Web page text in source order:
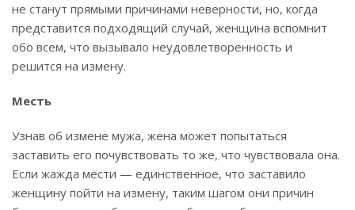
не станут прямыми причинами неверности, но, когда
представится подходящий случай, женщина вспомнит
обо всем, что вызывало неудовлетворенность и
решится на измену.
Месть
Узнав об измене мужа, жена может попытаться
заставить его почувствовать то же, что чувствовала она.
Если жажда мести — единственное, что заставило
женщину пойти на измену, таким шагом они причин